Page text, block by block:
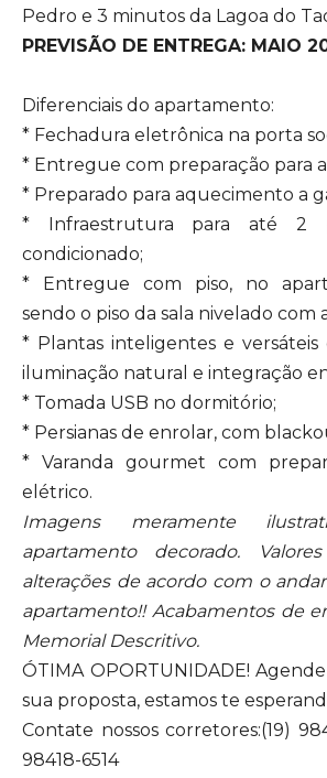
Pedro e 3 minutos da Lagoa do
PREVISÃO DE ENTREGA: MAIO
Diferenciais do apartamento:
* Fechadura eletrônica na porta
* Entregue com preparação para
* Preparado para aquecimento a
* Infraestrutura para até 2
condicionado;
* Entregue com piso, no
sendo o piso da sala nivelado com
* Plantas inteligentes e versáteis
iluminação natural e integração
* Tomada USB no dormitório;
* Persianas de enrolar, com
* Varanda gourmet com
elétrico.
Imagens meramente
apartamento decorado.
alterações de acordo com o
apartamento!! Acabamentos de
Memorial Descritivo.
ÓTIMA OPORTUNIDADE!
sua proposta, estamos te
Contate nossos corretores:(19)
98418-6514